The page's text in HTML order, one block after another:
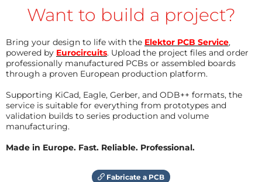
Want to build a project?
Bring your design to life with the Elektor PCB Service,
powered by Eurocircuits. Upload the project files and order
professionally manufactured PCBs or assembled boards
through a proven European production platform.
Supporting KiCad, Eagle, Gerber, and ODB++ formats, the
service is suitable for everything from prototypes and
validation builds to series production and volume
manufacturing.
Made in Europe. Fast. Reliable. Professional.
Fabricate a PCB